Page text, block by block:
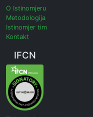
O Istinomjeru
Metodologija
Istinomjer tim
Kontakt
IFCN